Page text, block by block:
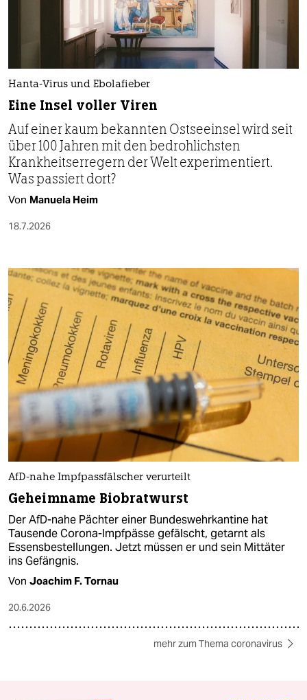
Hanta-Virus und Ebolafieber
Eine Insel voller Viren
Auf einer kaum bekannten Ostseeinsel wird seit
über 100 Jahren mit den bedrohlichsten
Krankheitserregern der Welt experimentiert.
Was passiert dort?
Von Manuela Heim
18.7.2026
AfD-nahe Impfpassfälscher verurteilt
Geheimname Biobratwurst
Der AfD-nahe Pächter einer Bundeswehrkantine hat
Tausende Corona-Impfpässe gefälscht, getarnt als
Essensbestellungen. Jetzt müssen er und sein Mittäter
ins Gefängnis.
Von Joachim F. Tornau
20.6.2026
mehr zum Thema coronavirus